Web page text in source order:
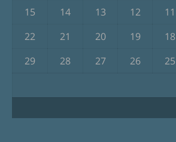
11
12
13
14
15
18
19
20
21
22
25
26
27
28
29